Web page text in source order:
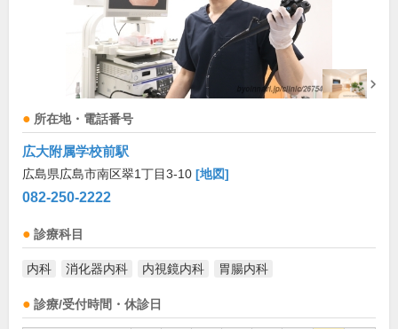
所在地・電話番号
広大附属学校前駅
広島県広島市南区翠1丁目3-10 [地図]
082-250-2222
診療科目
内科 消化器内科 内視鏡内科 胃腸内科
診療/受付時間・休診日